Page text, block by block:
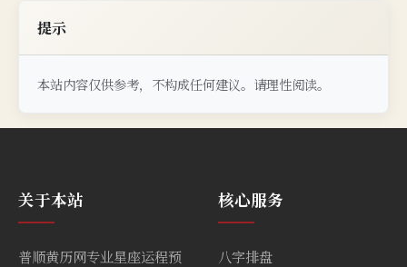
提示
本站内容仅供参考，不构成任何建议。请理性阅读。
关于本站
普顺黄历网专业星座运程预
核心服务
八字排盘